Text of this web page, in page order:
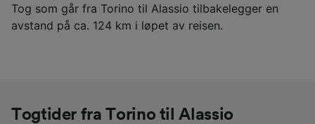
Tog som går fra Torino til Alassio tilbakelegger en
avstand på ca. 124 km i løpet av reisen.
Togtider fra Torino til Alassio